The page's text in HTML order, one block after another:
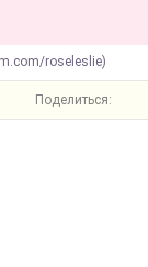
roseleslie)
Поделиться: